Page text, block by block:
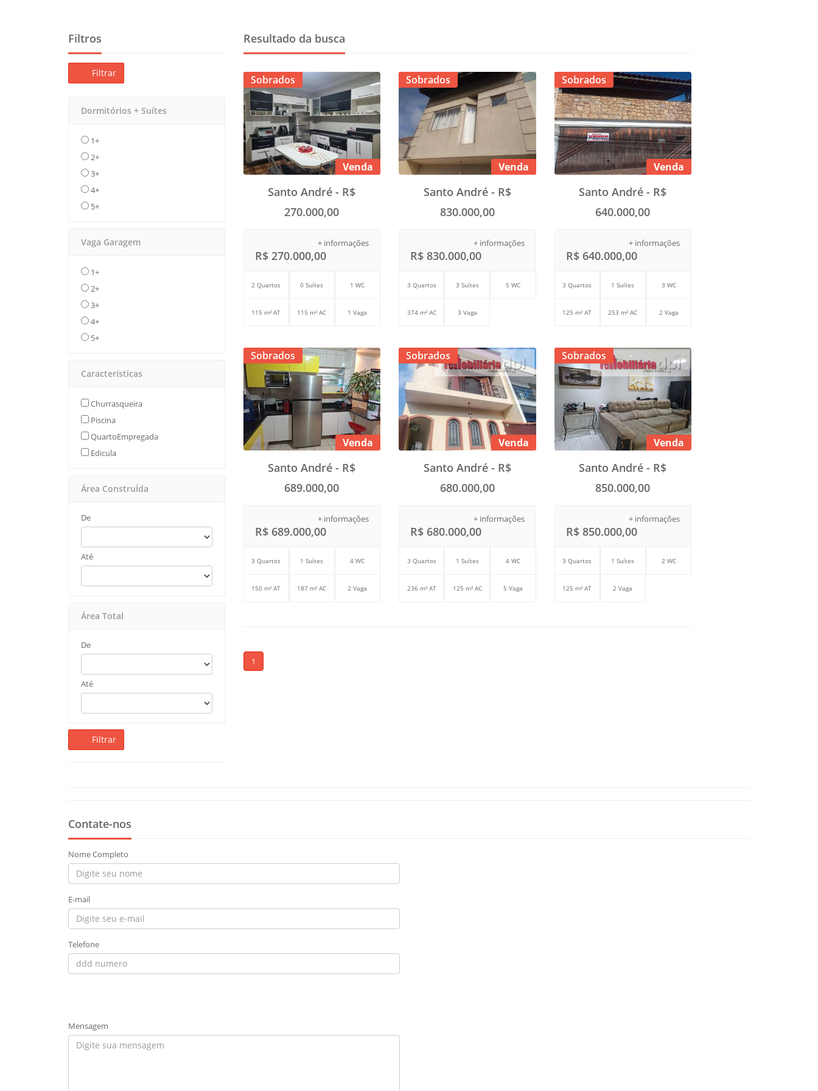
Filtros
Filtrar
Dormitórios + Suítes
1+
2+
3+
4+
5+
Vaga Garagem
1+
2+
3+
4+
5+
Características
Churrasqueira
Piscina
QuartoEmpregada
Edicula
Área ConstruÍda
De
Até
Área Total
De
Até
Filtrar
Resultado da busca
Sobrados
Venda
Santo André - R$
270.000,00
+ informações
R$ 270.000,00
2 Quartos 0 Suítes 1 WC
115 m² AT 115 m² AC 1 Vaga
Sobrados
Venda
Santo André - R$
830.000,00
+ informações
R$ 830.000,00
3 Quartos 3 Suítes 5 WC
374 m² AC 3 Vaga
Sobrados
Venda
Santo André - R$
640.000,00
+ informações
R$ 640.000,00
3 Quartos 1 Suítes 3 WC
125 m² AT 253 m² AC 2 Vaga
Sobrados
Venda
Santo André - R$
689.000,00
+ informações
R$ 689.000,00
3 Quartos 1 Suítes 4 WC
150 m² AT 187 m² AC 2 Vaga
Sobrados
Venda
Santo André - R$
680.000,00
+ informações
R$ 680.000,00
3 Quartos 1 Suítes 4 WC
236 m² AT 125 m² AC 5 Vaga
Sobrados
Venda
Santo André - R$
850.000,00
+ informações
R$ 850.000,00
3 Quartos 1 Suítes 2 WC
125 m² AT 2 Vaga
1
Contate-nos
Nome Completo
E-mail
Telefone
Mensagem